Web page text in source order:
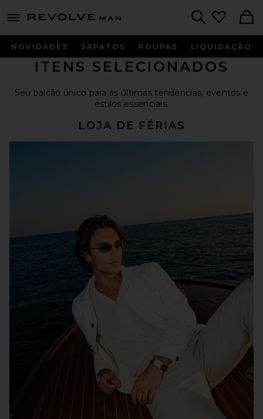
menu - shows more content
Revolve
NOVIDADES SAPATOS ROUPAS LIQUIDAÇÃO
ITENS SELECIONADOS
Seu balcão único para as últimas tendências, eventos e
estilos essenciais.
LOJA DE FÉRIAS